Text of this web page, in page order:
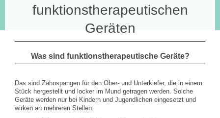
funktionstherapeutischen
Geräten
Was sind funktionstherapeutische Geräte?
Das sind Zahnspangen für den Ober- und Unterkiefer, die in einem
Stück hergestellt und locker im Mund getragen werden. Solche
Geräte werden nur bei Kindern und Jugendlichen eingesetzt und
wirken an mehreren Stellen: